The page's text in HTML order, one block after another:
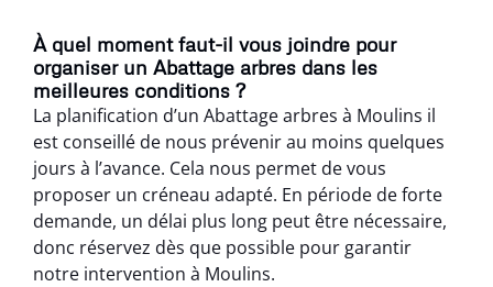
À quel moment faut-il vous joindre pour
organiser un Abattage arbres dans les
meilleures conditions ?
La planification d’un Abattage arbres à Moulins il
est conseillé de nous prévenir au moins quelques
jours à l’avance. Cela nous permet de vous
proposer un créneau adapté. En période de forte
demande, un délai plus long peut être nécessaire,
donc réservez dès que possible pour garantir
notre intervention à Moulins.